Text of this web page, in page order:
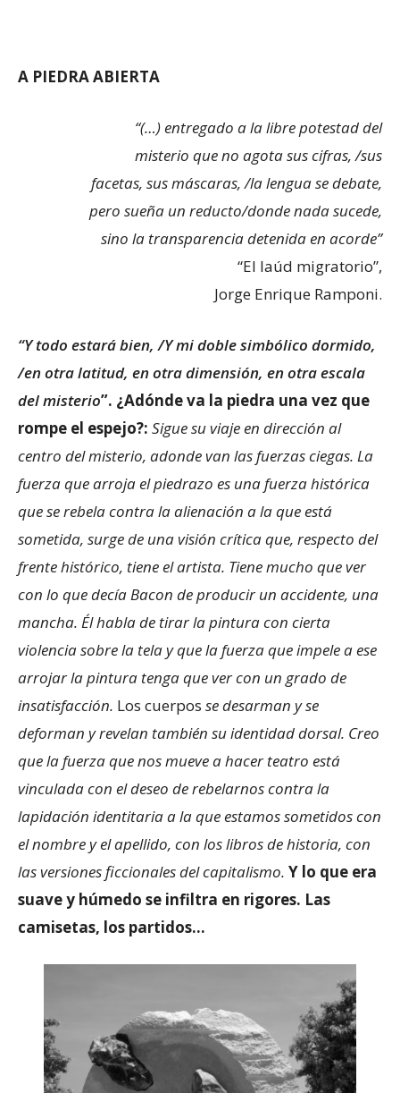
A PIEDRA ABIERTA
“(…) entregado a la libre potestad del
misterio que no agota sus cifras, /sus
facetas, sus máscaras, /la lengua se debate,
pero sueña un reducto/donde nada sucede,
sino la transparencia detenida en acorde”
“El laúd migratorio”,
Jorge Enrique Ramponi.
“Y todo estará bien, /Y mi doble simbólico dormido,
/en otra latitud, en otra dimensión, en otra escala
del misterio”. ¿Adónde va la piedra una vez que
rompe el espejo?: Sigue su viaje en dirección al
centro del misterio, adonde van las fuerzas ciegas. La
fuerza que arroja el piedrazo es una fuerza histórica
que se rebela contra la alienación a la que está
sometida, surge de una visión crítica que, respecto del
frente histórico, tiene el artista. Tiene mucho que ver
con lo que decía Bacon de producir un accidente, una
mancha. Él habla de tirar la pintura con cierta
violencia sobre la tela y que la fuerza que impele a ese
arrojar la pintura tenga que ver con un grado de
insatisfacción. Los cuerpos se desarman y se
deforman y revelan también su identidad dorsal. Creo
que la fuerza que nos mueve a hacer teatro está
vinculada con el deseo de rebelarnos contra la
lapidación identitaria a la que estamos sometidos con
el nombre y el apellido, con los libros de historia, con
las versiones ficcionales del capitalismo. Y lo que era
suave y húmedo se infiltra en rigores. Las
camisetas, los partidos…